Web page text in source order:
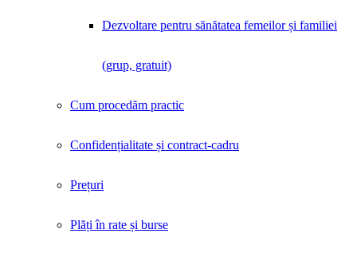
Dezvoltare pentru sănătatea femeilor și familiei
(grup, gratuit)
Cum procedăm practic
Confidențialitate și contract-cadru
Prețuri
Plăți în rate și burse